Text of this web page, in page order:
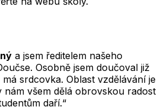
a jsem ředitelem našeho
Osobně jsem doučoval již
srdcovka. Oblast vzdělávání je
nám všem dělá obrovskou radost
daří.“